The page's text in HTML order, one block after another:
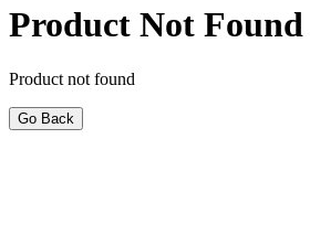
Product Not Found
Product not found
Go Back